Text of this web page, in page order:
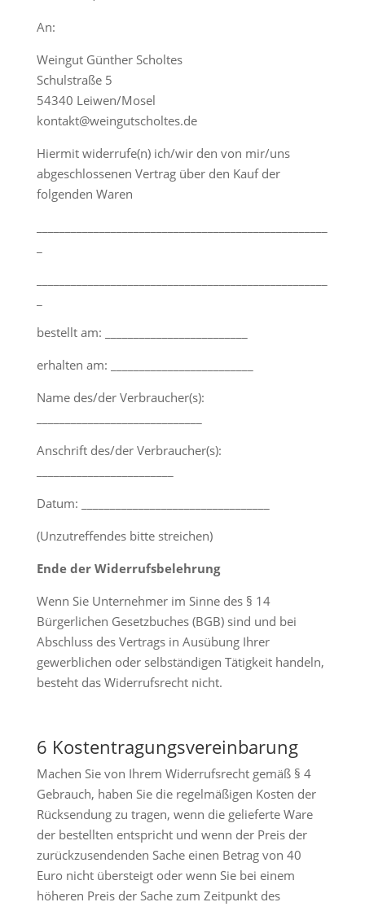
An:
Weingut Günther Scholtes
Schulstraße 5
54340 Leiwen/Mosel
kontakt@weingutscholtes.de
Hiermit widerrufe(n) ich/wir den von mir/uns
abgeschlossenen Vertrag über den Kauf der
folgenden Waren
bestellt am: _________________________
erhalten am: _________________________
Name des/der Verbraucher(s):
Anschrift des/der Verbraucher(s):
Datum: _________________________________
(Unzutreffendes bitte streichen)
Ende der Widerrufsbelehrung
Wenn Sie Unternehmer im Sinne des § 14
Bürgerlichen Gesetzbuches (BGB) sind und bei
Abschluss des Vertrags in Ausübung Ihrer
gewerblichen oder selbständigen Tätigkeit handeln,
besteht das Widerrufsrecht nicht.
6 Kostentragungsvereinbarung
Machen Sie von Ihrem Widerrufsrecht gemäß § 4
Gebrauch, haben Sie die regelmäßigen Kosten der
Rücksendung zu tragen, wenn die gelieferte Ware
der bestellten entspricht und wenn der Preis der
zurückzusendenden Sache einen Betrag von 40
Euro nicht übersteigt oder wenn Sie bei einem
höheren Preis der Sache zum Zeitpunkt des